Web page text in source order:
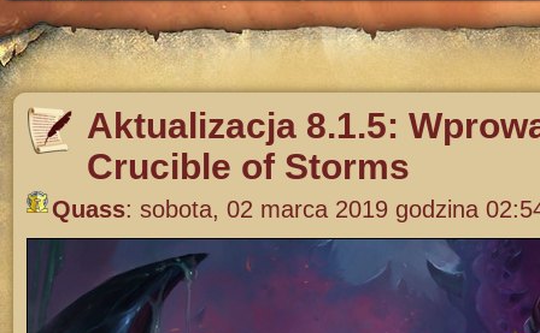
Aktualizacja 8.1.5:
Crucible of Storms
Quass: sobota, 02 marca 2019 godzina